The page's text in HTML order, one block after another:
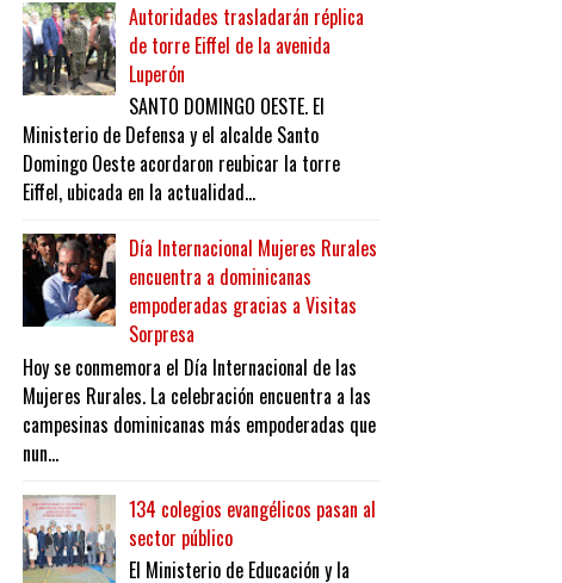
Autoridades trasladarán réplica
de torre Eiffel de la avenida
Luperón
SANTO DOMINGO OESTE. El
Ministerio de Defensa y el alcalde Santo
Domingo Oeste acordaron reubicar la torre
Eiffel, ubicada en la actualidad...
Día Internacional Mujeres Rurales
encuentra a dominicanas
empoderadas gracias a Visitas
Sorpresa
Hoy se conmemora el Día Internacional de las
Mujeres Rurales. La celebración encuentra a las
campesinas dominicanas más empoderadas que
nun...
134 colegios evangélicos pasan al
sector público
El Ministerio de Educación y la